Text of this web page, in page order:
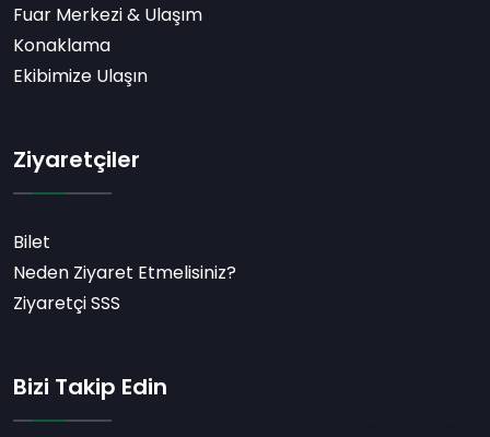
Fuar Merkezi & Ulaşım
Konaklama
Ekibimize Ulaşın
Ziyaretçiler
Bilet
Neden Ziyaret Etmelisiniz?
Ziyaretçi SSS
Bizi Takip Edin